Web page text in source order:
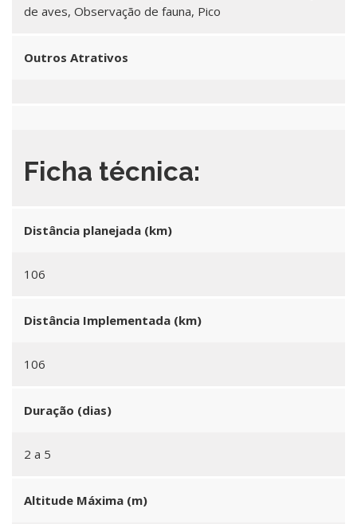
de aves, Observação de fauna, Pico
Outros Atrativos
Ficha técnica:
Distância planejada (km)
106
Distância Implementada (km)
106
Duração (dias)
2 a 5
Altitude Máxima (m)